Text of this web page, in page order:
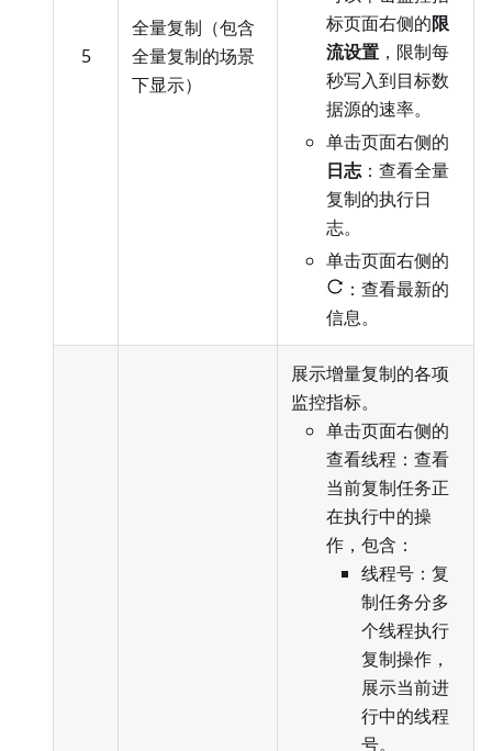
5
全量复制（包含
全量复制的场景
下显示）
标页面右侧的限
流设置 ，限制每
秒写入到目标数
据源的速率。
单击页面右侧的
日志：查看全量
复制的执行日
志。
单击页面右侧的
：查看最新的
信息。
展示增量复制的各项
监控指标。
单击页面右侧的
查看线程：查看
当前复制任务正
在执行中的操
作，包含：
线程号：复
制任务分多
个线程执行
复制操作，
展示当前进
行中的线程
号。